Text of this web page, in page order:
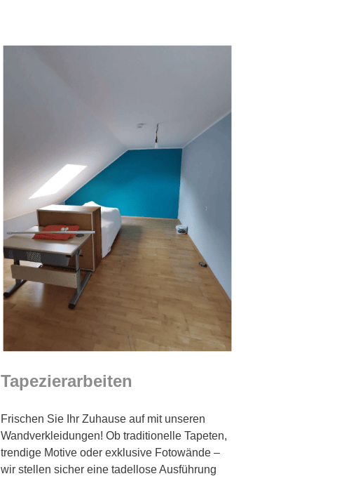
Tapezierarbeiten
Frischen Sie Ihr Zuhause auf mit unseren
Wandverkleidungen! Ob traditionelle Tapeten,
trendige Motive oder exklusive Fotowände –
wir stellen sicher eine tadellose Ausführung